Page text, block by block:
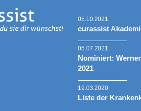
05.10.2021
curassist
05.07.2021
Nominiert:
2021
19.03.2020
Liste der